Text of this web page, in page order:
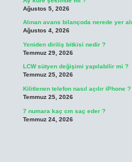
Ağustos 5, 2026
Alınan avans bilançoda nerede yer
Ağustos 4, 2026
Yeniden diriliş bitkisi nedir ?
Temmuz 29, 2026
LCW sütyen değişimi yapılabilir mi ?
Temmuz 25, 2026
Kilitlenen telefon nasıl açılır iPhone ?
Temmuz 25, 2026
7 numara kaç cm saç eder ?
Temmuz 24, 2026